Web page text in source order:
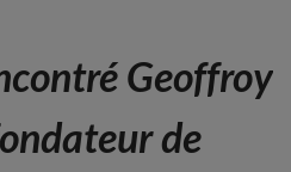
Geoffroy
de